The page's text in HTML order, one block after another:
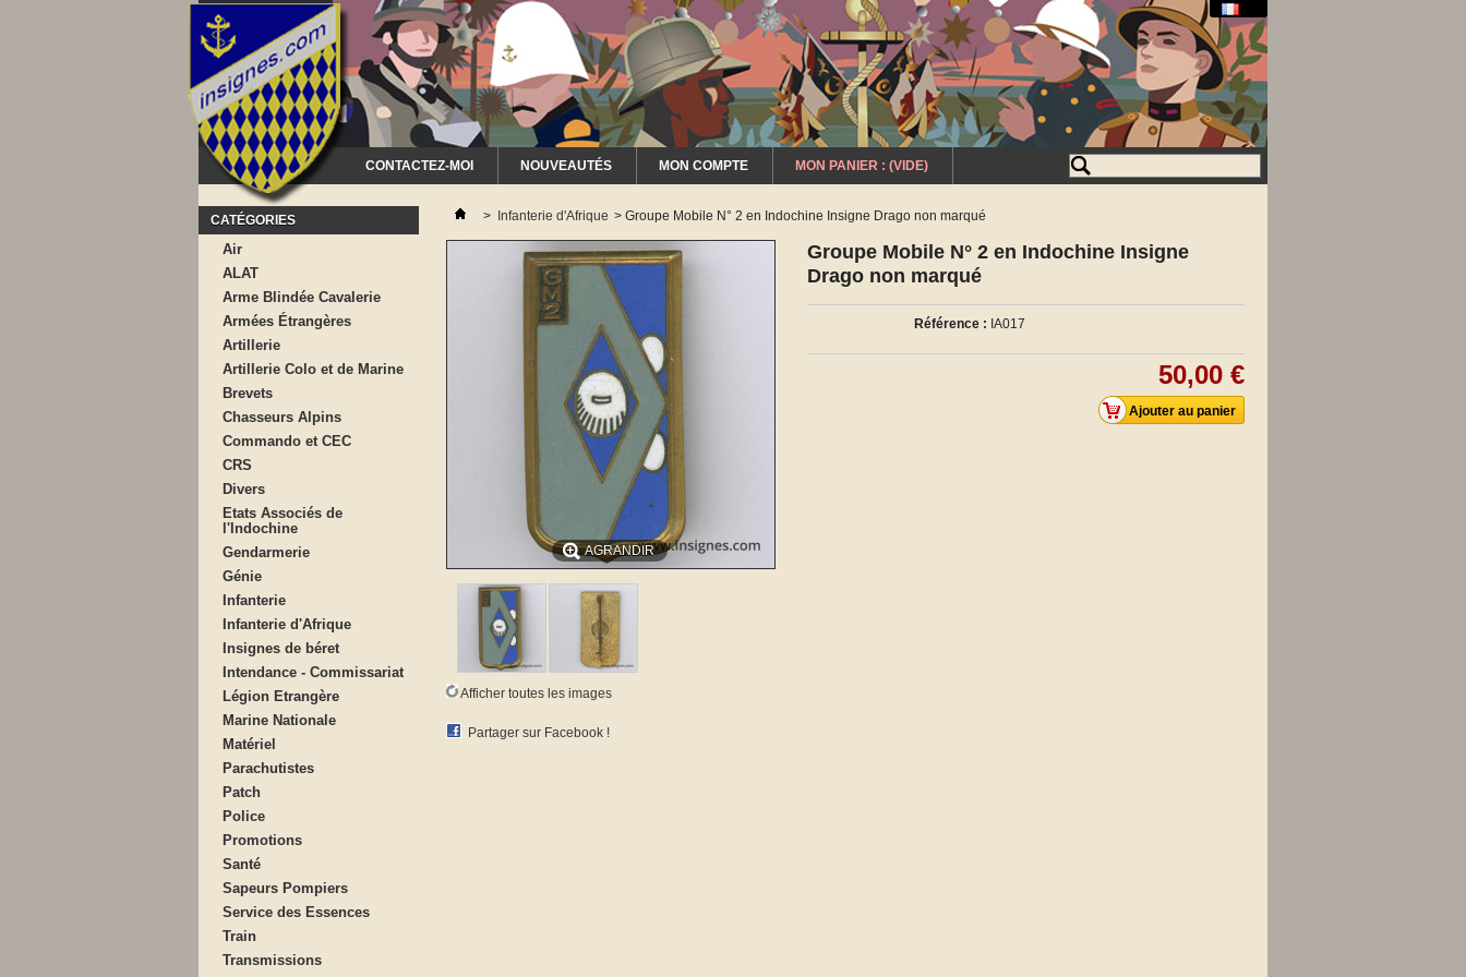
CONTACTEZ-MOI NOUVEAUTÉS MON COMPTE MON PANIER : (VIDE)
CATÉGORIES
Air
ALAT
Arme Blindée Cavalerie
Armées Étrangères
Artillerie
Artillerie Colo et de Marine
Brevets
Chasseurs Alpins
Commando et CEC
CRS
Divers
Etats Associés de
l'Indochine
Gendarmerie
Génie
Infanterie
Infanterie d'Afrique
Insignes de béret
Intendance - Commissariat
Légion Etrangère
Marine Nationale
Matériel
Parachutistes
Patch
Police
Promotions
Santé
Sapeurs Pompiers
Service des Essences
Train
Transmissions
> Infanterie d'Afrique > Groupe Mobile N° 2 en Indochine Insigne Drago non marqué
AGRANDIR
Afficher toutes les images
Partager sur Facebook !
Groupe Mobile N° 2 en Indochine Insigne
Drago non marqué
Référence : IA017
50,00 €